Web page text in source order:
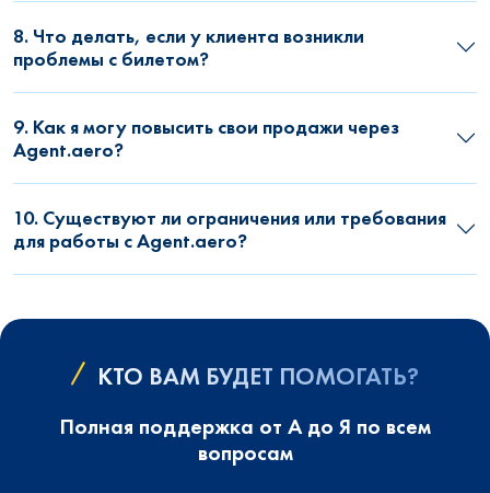
8. Что делать, если у клиента возникли
проблемы с билетом?
9. Как я могу повысить свои продажи через
Agent.aero?
10. Существуют ли ограничения или требования
для работы с Agent.aero?
КТО ВАМ БУДЕТ ПОМОГАТЬ?
Полная поддержка от А до Я по всем
вопросам